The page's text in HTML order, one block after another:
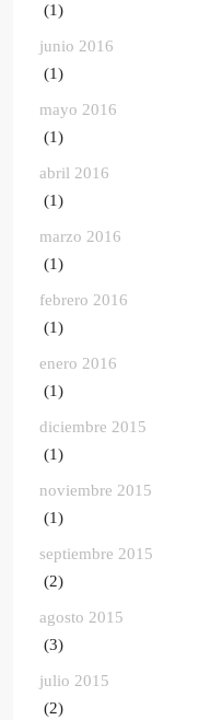
(1)
junio 2016
(1)
mayo 2016
(1)
abril 2016
(1)
marzo 2016
(1)
febrero 2016
(1)
enero 2016
(1)
diciembre 2015
(1)
noviembre 2015
(1)
septiembre 2015
(2)
agosto 2015
(3)
julio 2015
(2)